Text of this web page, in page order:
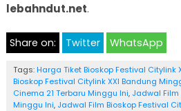
lebahndut.net.
Share on: Twitter WhatsApp
Tags: Harga Tiket Bioskop Festival Citylink
Bioskop Festival Citylink XXI Bandung
Cinema 21 Terbaru Minggu Ini, Jadwal Film
Minggu Ini, Jadwal Film Bioskop Festival